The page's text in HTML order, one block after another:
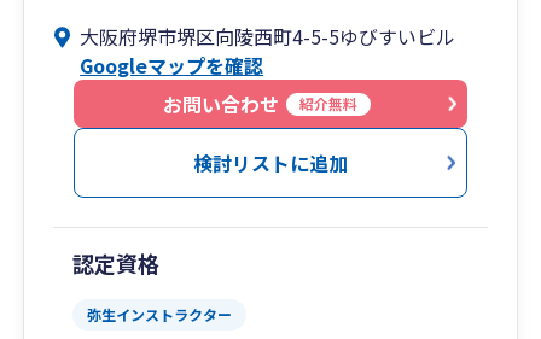
特徴: 初回相談は無料です。「堅い」「話しにく
い」といった税理士のイメージを払拭し、気軽に
何でも相談できる雰囲気づくりを徹底していま
す。
経営に関する「困った」がございましたら、まず
様々なニーズに即応できる体制を整えています。
大阪府堺市堺区向陵西町4-5-5ゆびすいビル
Googleマップを確認
お問い合わせ
紹介無料
検討リストに追加
認定資格
弥生インストラクター